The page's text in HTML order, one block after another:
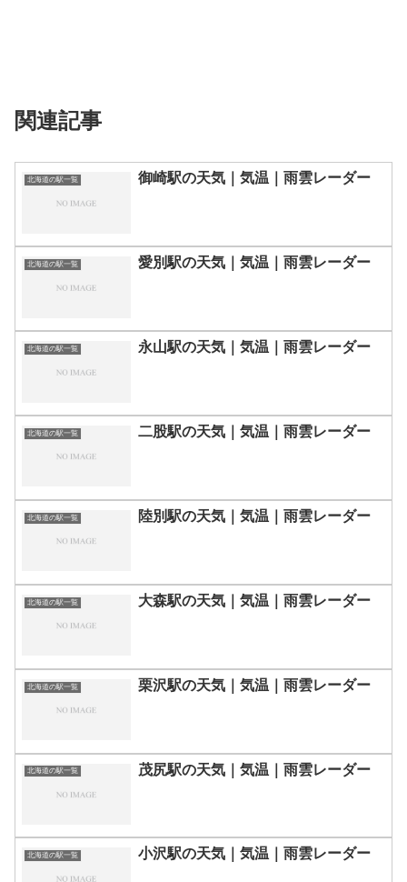
関連記事
北海道の駅一覧 御崎駅の天気｜気温｜雨雲レーダー
北海道の駅一覧 愛別駅の天気｜気温｜雨雲レーダー
北海道の駅一覧 永山駅の天気｜気温｜雨雲レーダー
北海道の駅一覧 二股駅の天気｜気温｜雨雲レーダー
北海道の駅一覧 陸別駅の天気｜気温｜雨雲レーダー
北海道の駅一覧 大森駅の天気｜気温｜雨雲レーダー
北海道の駅一覧 栗沢駅の天気｜気温｜雨雲レーダー
北海道の駅一覧 茂尻駅の天気｜気温｜雨雲レーダー
北海道の駅一覧 小沢駅の天気｜気温｜雨雲レーダー